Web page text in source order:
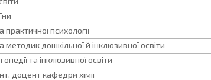
психології
дошкільної й інклюзивної освіти
та інклюзивної освіти
доцент кафедри хімії